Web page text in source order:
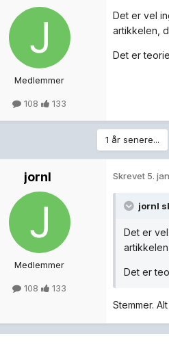
Medlemmer
108 133
Det er vel
artikkelen,
Det er
1 år senere...
jornl
Medlemmer
108 133
Skrevet 5.
jornl
Det er
Det er
Stemmer.